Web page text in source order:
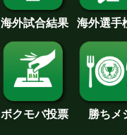
海外試合結果 海外選手
ボクモバ投票 勝ちメ